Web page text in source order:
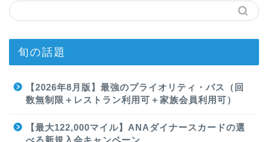
旬の話題
【2026年8月版】最強のプライオリティ・パス（回
数無制限＋レストラン利用可＋家族会員利用可）
【最大122,000マイル】ANAダイナースカードの選